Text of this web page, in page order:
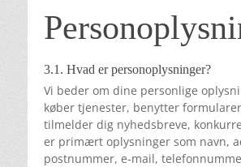
3.1. Hvad er personoplysninger?
Vi beder om dine personlige
køber tjenester, benytter
tilmelder dig nyhedsbreve,
er primært oplysninger som navn,
postnummer, e-mail,